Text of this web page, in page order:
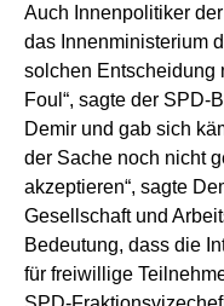
Auch Innenpolitiker
das Innenministerium
solchen Entscheidung
Foul“, sagte der SPD-
Demir und gab sich
der Sache noch nicht
akzeptieren“, sagte
Gesellschaft und
Bedeutung, dass die
für freiwillige